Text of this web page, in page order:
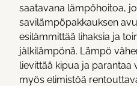
saatavana lämpöhoitoa,
savilämpöpakkauksen
esilämmittää lihaksia ja
jälkilämpönä. Lämpö
lievittää kipua ja parantaa
myös elimistöä